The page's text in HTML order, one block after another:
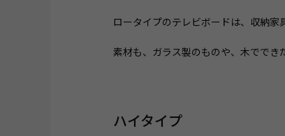
ロータイプのテレビボードは、収納
素材も、ガラス製のものや、木でで
ハイタイプ